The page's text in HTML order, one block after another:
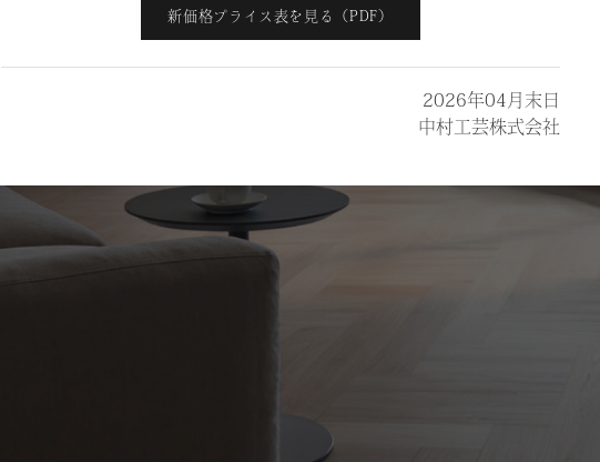
新価格プライス表を見る（PDF）
2026年04月末日
中村工芸株式会社